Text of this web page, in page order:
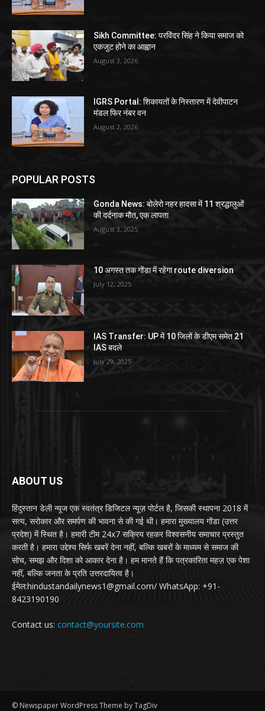
Sikh Committee: परविंदर सिंह ने किया समाज को
एकजुट होने का आह्वान
August 3, 2026
IGRS Portal: शिकायतों के निस्तारण में देवीपाटन
मंडल फिर नंबर वन
August 2, 2026
POPULAR POSTS
Gonda News: बोलेरो नहर हादसा में 11 श्रद्धालुओं
की दर्दनाक मौत, एक लापता
August 3, 2025
10 अगस्त तक गोंडा में रहेगा route diversion
July 12, 2025
IAS Transfer: UP में 10 जिलों के डीएम समेत 21
IAS बदले
July 29, 2025
ABOUT US
हिंदुस्तान डेली न्यूज एक स्वतंत्र डिजिटल न्यूज़ पोर्टल है, जिसकी स्थापना 2018 में
सत्य, सरोकार और समर्पण की भावना से की गई थी। हमारा मुख्यालय गोंडा (उत्तर
प्रदेश) में स्थित है। हमारी टीम 24x7 सक्रिय रहकर विश्वसनीय समाचार प्रस्तुत
करती है। हमारा उद्देश्य सिर्फ खबरें देना नहीं, बल्कि खबरों के माध्यम से समाज की
सोच, समझ और दिशा को आकार देना है। हम मानते हैं कि पत्रकारिता महज़ एक पेशा
नहीं, बल्कि जनता के प्रति उत्तरदायित्व है।
ईमेल:hindustandailynews1@gmail.com/ WhatsApp: +91-
8423190190
Contact us: contact@yoursite.com
© Newspaper WordPress Theme by TagDiv